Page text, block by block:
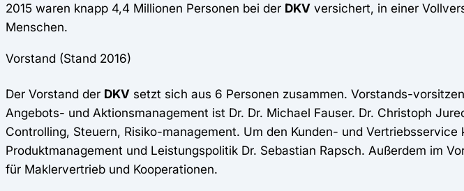
2015 waren knapp 4,4 Millionen Personen bei der DKV versichert, in einer
Menschen.
Vorstand (Stand 2016)
Der Vorstand der DKV setzt sich aus 6 Personen zusammen. Vorstands-
Angebots- und Aktionsmanagement ist Dr. Dr. Michael Fauser. Dr. Christoph
Controlling, Steuern, Risiko-management. Um den Kunden- und
Produktmanagement und Leistungspolitik Dr. Sebastian Rapsch. Außerdem im
für Maklervertrieb und Kooperationen.